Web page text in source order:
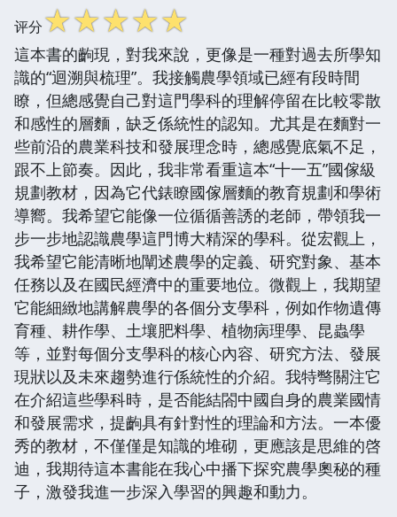
评分☆☆☆☆☆
這本書的齣現，對我來說，更像是一種對過去所學知
識的“迴溯與梳理”。我接觸農學領域已經有段時間
瞭，但總感覺自己對這門學科的理解停留在比較零散
和感性的層麵，缺乏係統性的認知。尤其是在麵對一
些前沿的農業科技和發展理念時，總感覺底氣不足，
跟不上節奏。因此，我非常看重這本“十一五”國傢級
規劃教材，因為它代錶瞭國傢層麵的教育規劃和學術
導嚮。我希望它能像一位循循善誘的老師，帶領我一
步一步地認識農學這門博大精深的學科。從宏觀上，
我希望它能清晰地闡述農學的定義、研究對象、基本
任務以及在國民經濟中的重要地位。微觀上，我期望
它能細緻地講解農學的各個分支學科，例如作物遺傳
育種、耕作學、土壤肥料學、植物病理學、昆蟲學
等，並對每個分支學科的核心內容、研究方法、發展
現狀以及未來趨勢進行係統性的介紹。我特彆關注它
在介紹這些學科時，是否能結閤中國自身的農業國情
和發展需求，提齣具有針對性的理論和方法。一本優
秀的教材，不僅僅是知識的堆砌，更應該是思維的啓
迪，我期待這本書能在我心中播下探究農學奧秘的種
子，激發我進一步深入學習的興趣和動力。